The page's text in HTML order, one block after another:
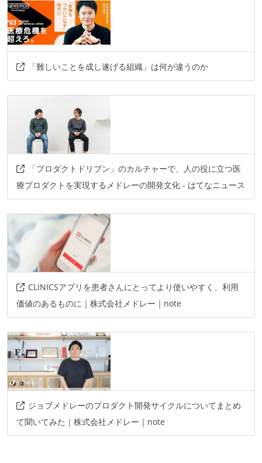
「難しいことを成し遂げる組織」は何が違うのか
「プロダクトドリブン」のカルチャーで、人の役に立つ医
療プロダクトを実現するメドレーの開発文化 - はてなニュース
CLINICSアプリを患者さんにとってより使いやすく、利用
価値のあるものに｜株式会社メドレー｜note
ジョブメドレーのプロダクト開発サイクルについてまとめ
て聞いてみた｜株式会社メドレー｜note